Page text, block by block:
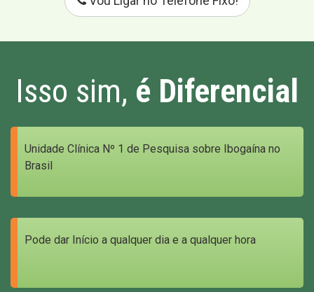
Isso sim, é Diferencial
Unidade Clínica Nº 1 de Pesquisa sobre Ibogaína no
Brasil
Pode dar Início a qualquer dia e a qualquer hora